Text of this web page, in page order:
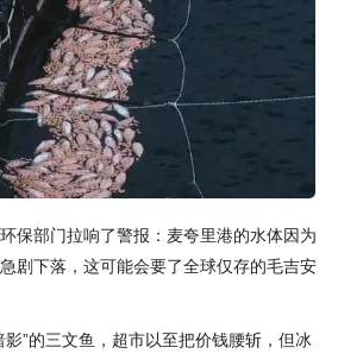
保部门拉响了警报：麦夸里港的水体因为
剧下落，这可能会要了全球仅存的毛吉安
影”的三文鱼，超市以至把价钱腰斩，但冰